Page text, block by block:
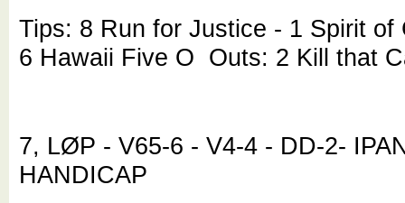
Tips: 8 Run for Justice - 1 Spirit of
6 Hawaii Five O Outs: 2 Kill that
7, LØP - V65-6 - V4-4 - DD-2-
HANDICAP